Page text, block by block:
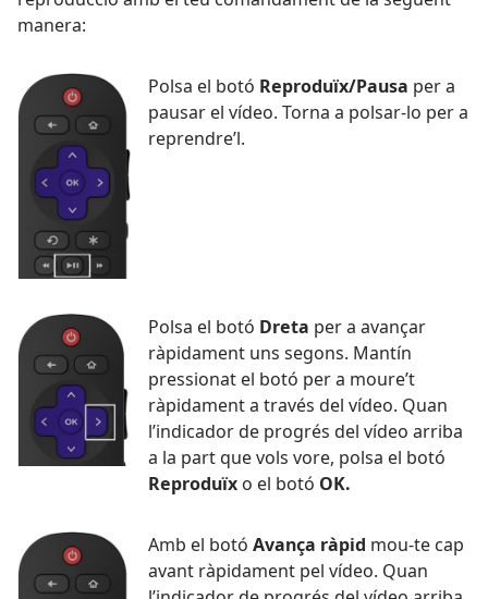
manera:
Polsa el botó Reproduïx/Pausa per a
pausar el vídeo. Torna a polsar-lo per a
reprendre’l.
Polsa el botó Dreta per a avançar
ràpidament uns segons. Mantín
pressionat el botó per a moure’t
ràpidament a través del vídeo. Quan
l’indicador de progrés del vídeo arriba
a la part que vols vore, polsa el botó
Reproduïx o el botó OK.
Amb el botó Avança ràpid mou-te cap
avant ràpidament pel vídeo. Quan